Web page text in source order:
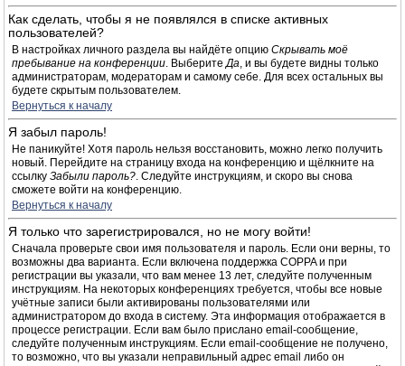
Как сделать, чтобы я не появлялся в списке активных
пользователей?
В настройках личного раздела вы найдёте опцию Скрывать моё
пребывание на конференции. ВыберитеДа, и вы будете видны только
администраторам, модераторам и самому себе. Для всех остальных вы
будете скрытым пользователем.
Вернуться к началу
Я забыл пароль!
Не паникуйте! Хотя пароль нельзя восстановить, можно легко получить
новый. Перейдите на страницу входа на конференцию и щёлкните на
ссылку Забыли пароль?. Следуйте инструкциям, и скоро вы снова
сможете войти на конференцию.
Вернуться к началу
Я только что зарегистрировался, но не могу войти!
Сначала проверьте свои имя пользователя и пароль. Если они верны, то
возможны два варианта. Если включена поддержка COPPA и при
регистрации вы указали, что вам менее 13 лет, следуйте полученным
инструкциям. На некоторых конференциях требуется, чтобы все новые
учётные записи были активированы пользователями или
администратором до входа в систему. Эта информация отображается в
процессе регистрации. Если вам было прислано email-сообщение,
следуйте полученным инструкциям. Если email-сообщение не получено,
то возможно, что вы указали неправильный адрес email либо он